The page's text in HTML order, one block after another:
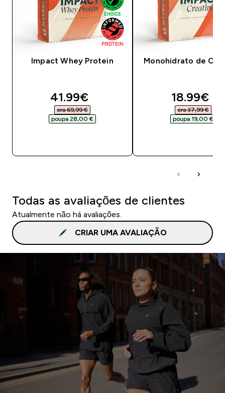
Impact Whey Protein
discounted price
41.99€‎
era 69,99 €‎
poupa 28,00 €‎
Monohidrato de
18.99€‎
era 37,99 €‎
poupa 19,00 €‎
Todas as avaliações de clientes
Atualmente não há avaliações.
CRIAR UMA AVALIAÇÃO